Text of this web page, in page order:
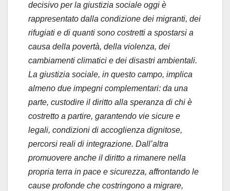
decisivo per la giustizia sociale oggi è
rappresentato dalla condizione dei migranti, dei
rifugiati e di quanti sono costretti a spostarsi a
causa della povertà, della violenza, dei
cambiamenti climatici e dei disastri ambientali.
La giustizia sociale, in questo campo, implica
almeno due impegni complementari: da una
parte, custodire il diritto alla speranza di chi è
costretto a partire, garantendo vie sicure e
legali, condizioni di accoglienza dignitose,
percorsi reali di integrazione. Dall’altra
promuovere anche il diritto a rimanere nella
propria terra in pace e sicurezza, affrontando le
cause profonde che costringono a migrare,